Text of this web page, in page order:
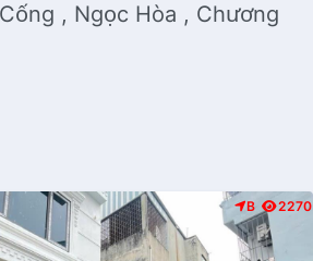
, Ngọc Hòa , Chương
B 2270